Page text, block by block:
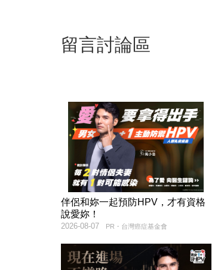
留言討論區
伴侶和妳一起預防HPV，才有資格
說愛妳！
PR・台灣癌症基金會
2026-08-07